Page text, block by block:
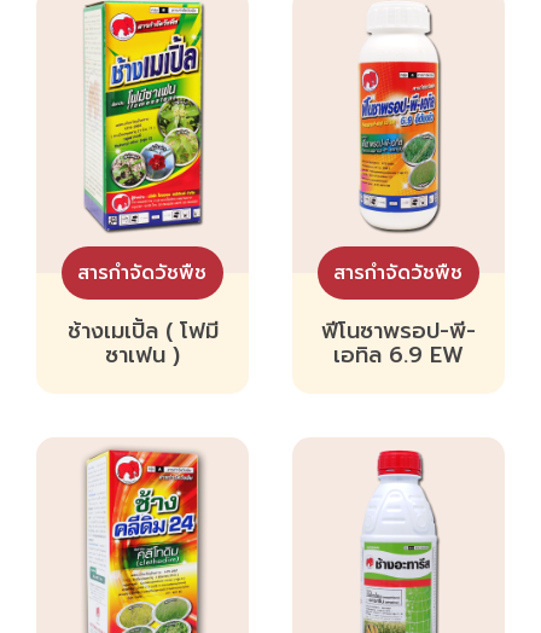
สารกำจัดวัชพืช
ช้างเมเปิ้ล ( โฟมี
ซาเฟน )
สารกำจัดวัชพืช
ฟีโนซาพรอป-พี-
เอทิล 6.9 EW